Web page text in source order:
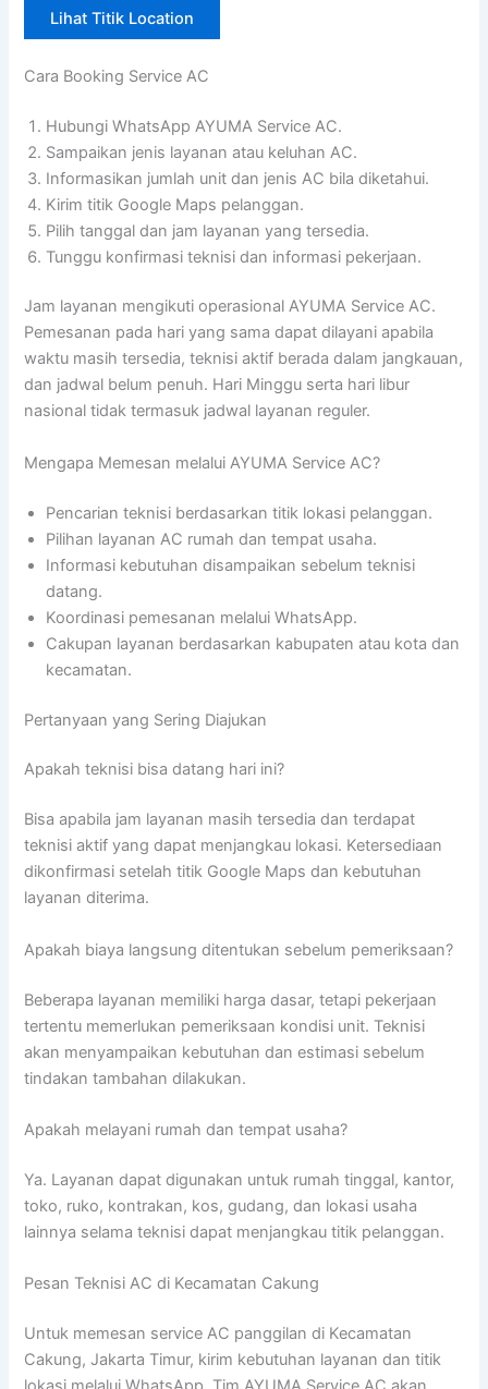
Lihat Titik Location
Cara Booking Service AC
Hubungi WhatsApp AYUMA Service AC.
Sampaikan jenis layanan atau keluhan AC.
Informasikan jumlah unit dan jenis AC bila diketahui.
Kirim titik Google Maps pelanggan.
Pilih tanggal dan jam layanan yang tersedia.
Tunggu konfirmasi teknisi dan informasi pekerjaan.
Jam layanan mengikuti operasional AYUMA Service AC.
Pemesanan pada hari yang sama dapat dilayani apabila
waktu masih tersedia, teknisi aktif berada dalam jangkauan,
dan jadwal belum penuh. Hari Minggu serta hari libur
nasional tidak termasuk jadwal layanan reguler.
Mengapa Memesan melalui AYUMA Service AC?
Pencarian teknisi berdasarkan titik lokasi pelanggan.
Pilihan layanan AC rumah dan tempat usaha.
Informasi kebutuhan disampaikan sebelum teknisi
datang.
Koordinasi pemesanan melalui WhatsApp.
Cakupan layanan berdasarkan kabupaten atau kota dan
kecamatan.
Pertanyaan yang Sering Diajukan
Apakah teknisi bisa datang hari ini?
Bisa apabila jam layanan masih tersedia dan terdapat
teknisi aktif yang dapat menjangkau lokasi. Ketersediaan
dikonfirmasi setelah titik Google Maps dan kebutuhan
layanan diterima.
Apakah biaya langsung ditentukan sebelum pemeriksaan?
Beberapa layanan memiliki harga dasar, tetapi pekerjaan
tertentu memerlukan pemeriksaan kondisi unit. Teknisi
akan menyampaikan kebutuhan dan estimasi sebelum
tindakan tambahan dilakukan.
Apakah melayani rumah dan tempat usaha?
Ya. Layanan dapat digunakan untuk rumah tinggal, kantor,
toko, ruko, kontrakan, kos, gudang, dan lokasi usaha
lainnya selama teknisi dapat menjangkau titik pelanggan.
Pesan Teknisi AC di Kecamatan Cakung
Untuk memesan service AC panggilan di Kecamatan
Cakung, Jakarta Timur, kirim kebutuhan layanan dan titik